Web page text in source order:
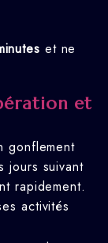
et ne
et
gonflement
jours suivant
rapidement.
activités